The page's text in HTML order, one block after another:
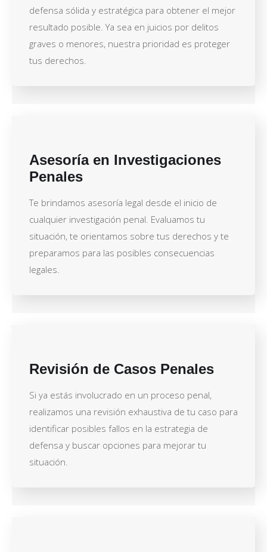
defensa sólida y estratégica para obtener el mejor
resultado posible. Ya sea en juicios por delitos
graves o menores, nuestra prioridad es proteger
tus derechos.
Asesoría en Investigaciones
Penales
Te brindamos asesoría legal desde el inicio de
cualquier investigación penal. Evaluamos tu
situación, te orientamos sobre tus derechos y te
preparamos para las posibles consecuencias
legales.
Revisión de Casos Penales
Si ya estás involucrado en un proceso penal,
realizamos una revisión exhaustiva de tu caso para
identificar posibles fallos en la estrategia de
defensa y buscar opciones para mejorar tu
situación.